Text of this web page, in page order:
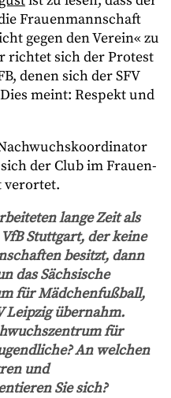
Frauenmannschaft
gegen den Verein« zu
richtet sich der Protest
denen sich der SFV
meint: Respekt und
der Club im Frauen-
verortet.
lange Zeit als
Stuttgart, der keine
besitzt, dann
das Sächsische
für Mädchenfußball,
Leipzig übernahm.
für
An welchen
und
Sie sich?